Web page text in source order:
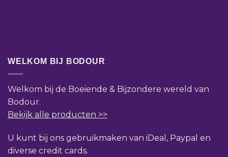
WELKOM BIJ BODOUR
Welkom bij de Boeiende & Bijzondere wereld van
Bodour.
Bekijk alle producten >>
U kunt bij ons gebruikmaken van iDeal, Paypal en
diverse credit cards.